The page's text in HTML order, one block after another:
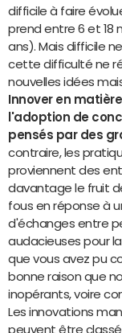
difficile à faire
prend entre 6 et 18
ans). Mais difficile
cette difficulté ne
nouvelles idées
Innover en
l'adoption de
pensés par des
contraire, les
proviennent des
davantage le fruit
fous en réponse à
d'échanges entre
audacieuses pour
que vous avez pu
bonne raison que
inopérants, voire
Les innovations
peuvent être